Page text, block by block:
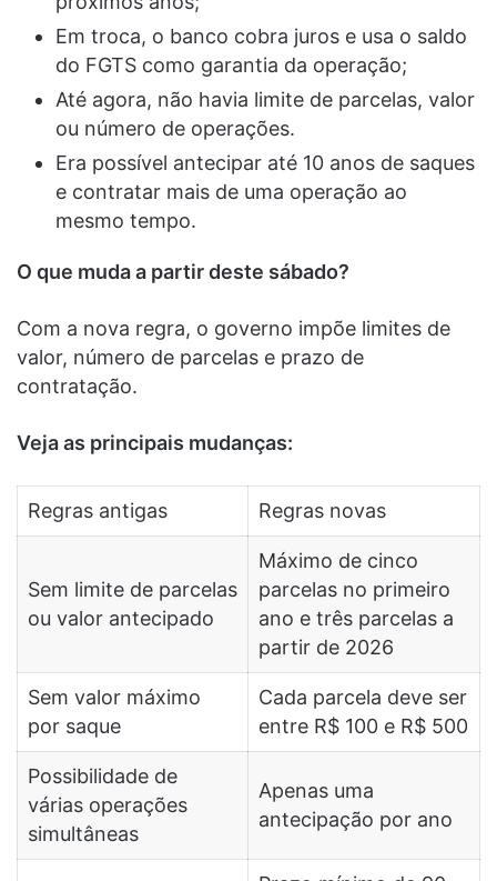
Em troca, o banco cobra juros e usa o saldo
do FGTS como garantia da operação;
Até agora, não havia limite de parcelas, valor
ou número de operações.
Era possível antecipar até 10 anos de saques
e contratar mais de uma operação ao
mesmo tempo.
O que muda a partir deste sábado?
Com a nova regra, o governo impõe limites de
valor, número de parcelas e prazo de
contratação.
Veja as principais mudanças:
Regras antigas Regras novas
Sem limite de parcelas
ou valor antecipado
Máximo de cinco
parcelas no primeiro
ano e três parcelas a
partir de 2026
Sem valor máximo
por saque
Cada parcela deve ser
entre R$ 100 e R$ 500
Possibilidade de
várias operações
simultâneas
Apenas uma
antecipação por ano